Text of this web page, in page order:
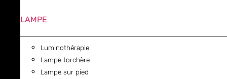
LAMPE
Luminothérapie
Lampe torchère
Lampe sur pied